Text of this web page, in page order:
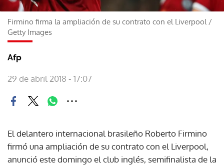
Firmino firma la ampliación de su contrato con el Liverpool /
Getty Images
Afp
29 de abril 2018 - 17:07
El delantero internacional brasileño Roberto Firmino
firmó una ampliación de su contrato con el Liverpool,
anunció este domingo el club inglés, semifinalista de la